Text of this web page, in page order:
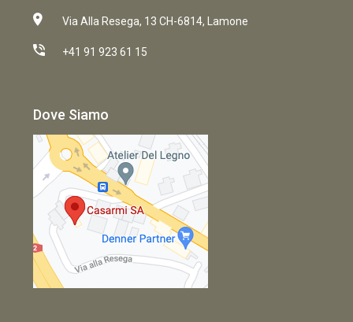
Via Alla Resega, 13 CH-6814, Lamone
+41 91 923 61 15
Dove Siamo